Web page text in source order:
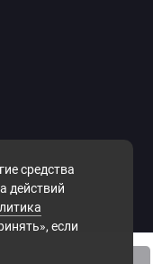
средства
действий
если